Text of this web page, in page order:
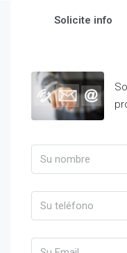
Solicite info